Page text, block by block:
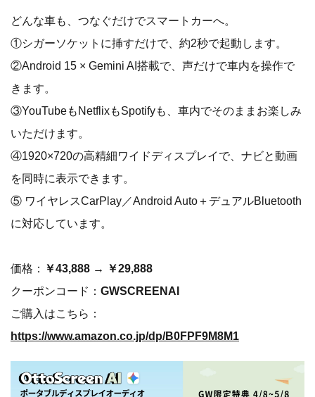
どんな車も、つなぐだけでスマートカーへ。
①シガーソケットに挿すだけで、約2秒で起動します。
②Android 15 × Gemini AI搭載で、声だけで車内を操作で
きます。
③YouTubeもNetflixもSpotifyも、車内でそのままお楽しみ
いただけます。
④1920×720の高精細ワイドディスプレイで、ナビと動画
を同時に表示できます。
⑤ ワイヤレスCarPlay／Android Auto＋デュアルBluetooth
に対応しています。
価格： ￥43,888 → ￥29,888
クーポンコード： GWSCREENAI
ご購入はこちら：
https://www.amazon.co.jp/dp/B0FPF9M8M1